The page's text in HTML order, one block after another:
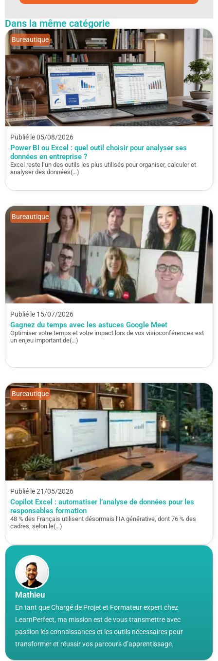
Mathieu
En tant que Chargé de Projet et Formateur expert chez
LearnPerfect, ma mission est de vous transmettre avec
passion les connaissances et les outils nécessaires pour
transformer et réussir vos parcours d’apprentissage.
Dans la même catégorie
Publié le 05/08/2026
Power BI ou Excel : quel outil choisir pour analyser ses
données en entreprise ?
Excel reste l’un des outils les plus utilisés pour organiser, calculer et
analyser des données(…)
Bureautique
Publié le 15/07/2026
Gagnez du temps avec les astuces Google Meet
Optimiser votre temps et votre impact lors de vos visioconférences est
un enjeu important de(…)
Bureautique
Publié le 21/05/2026
Copilot Excel : automatiser l’analyse de données pour les
responsables formation
48 % des Français utilisent désormais l’IA générative, dont 76 % des
cadres, selon le(…)
Bureautique